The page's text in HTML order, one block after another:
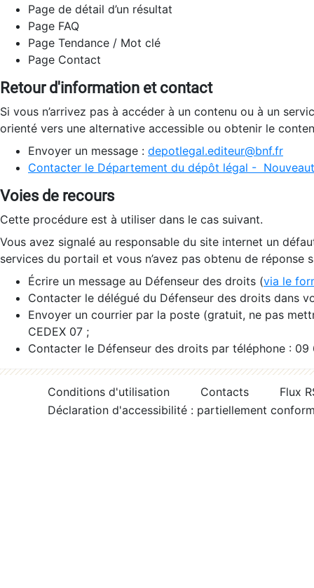
Page de détail d’un résultat
Page FAQ
Page Tendance / Mot clé
Page Contact
Retour d'information et contact
Si vous n’arrivez pas à accéder à un contenu ou à un
orienté vers une alternative accessible ou obtenir le
Envoyer un message : depotlegal.editeur@bnf.fr
Contacter le Département du dépôt légal -
Voies de recours
Cette procédure est à utiliser dans le cas suivant.
Vous avez signalé au responsable du site internet un
services du portail et vous n’avez pas obtenu de réponse
Écrire un message au Défenseur des droits (via le
Contacter le délégué du Défenseur des droits dans
Envoyer un courrier par la poste (gratuit, ne pas
CEDEX 07 ;
Contacter le Défenseur des droits par téléphone :
Conditions d'utilisation Contacts
Flux
Déclaration d'accessibilité : partiellement